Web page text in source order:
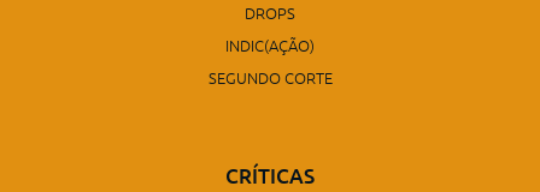
DROPS
INDIC(AÇÃO)
SEGUNDO CORTE
CRÍTICAS